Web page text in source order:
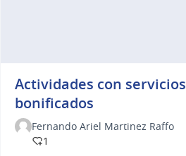
Actividades con servicios
bonificados
Fernando Ariel Martinez Raffo
1